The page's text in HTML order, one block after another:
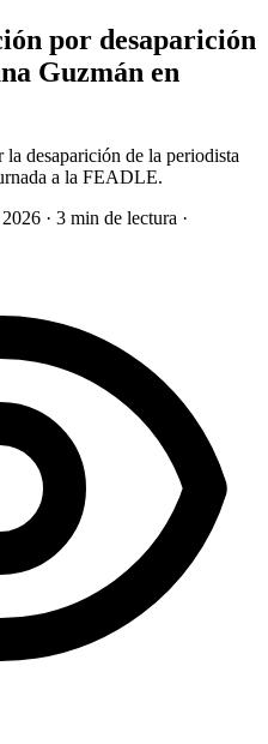
por desaparición
Guzmán en
desaparición de la periodista
a la FEADLE.
· 3 min de lectura ·